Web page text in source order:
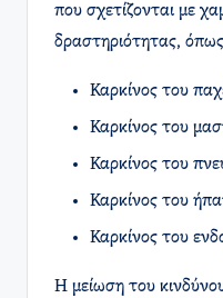
που σχετίζονται με
δραστηριότητας,
Καρκίνος του
Καρκίνος του
Καρκίνος του
Καρκίνος του
Καρκίνος του
Η μείωση του